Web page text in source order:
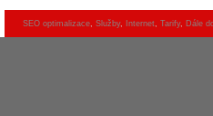
SEO optimalizace, Služby, Internet, Tarify, Dále